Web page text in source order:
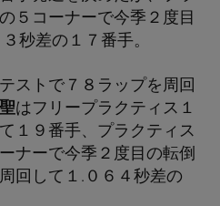
５コーナーで今季２度目
秒差の１７番手。
ストで７８ラップを周回
はフリープラクティス１
１９番手、プラクティス
ナーで今季２度目の転倒
回して１.０６４秒差の